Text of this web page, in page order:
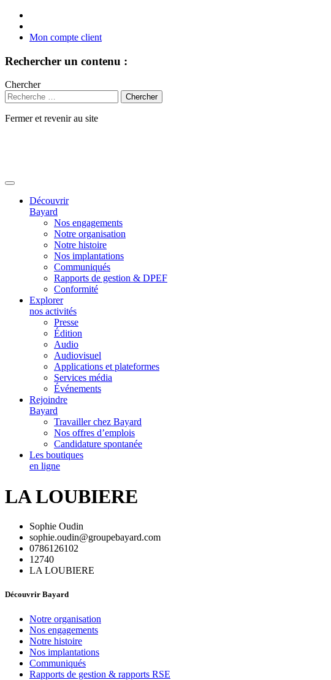
Mon compte client
Rechercher un contenu :
Chercher
Fermer et revenir au site
Découvrir
Bayard
Nos engagements
Notre organisation
Notre histoire
Nos implantations
Communiqués
Rapports de gestion & DPEF
Conformité
Explorer
nos activités
Presse
Édition
Audio
Audiovisuel
Applications et plateformes
Services média
Événements
Rejoindre
Bayard
Travailler chez Bayard
Nos offres d’emplois
Candidature spontanée
Les boutiques
en ligne
LA LOUBIERE
Sophie Oudin
sophie.oudin@groupebayard.com
0786126102
12740
LA LOUBIERE
Découvrir Bayard
Notre organisation
Nos engagements
Notre histoire
Nos implantations
Communiqués
Rapports de gestion & rapports RSE